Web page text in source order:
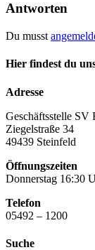
Antworten
Du musst
Hier findest du
Adresse
Geschäftsstelle SV
Ziegelstraße 34
49439 Steinfeld
Öffnungszeiten
Donnerstag 16:30
Telefon
05492 – 1200
Suche